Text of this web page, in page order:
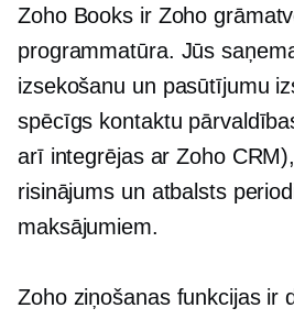
Zoho Books ir Zoho
programmatūra. Jūs
izsekošanu un pasūtījumu
spēcīgs kontaktu
arī integrējas ar Zoho
risinājums un atbalsts
maksājumiem.
Zoho ziņošanas funkcijas ir